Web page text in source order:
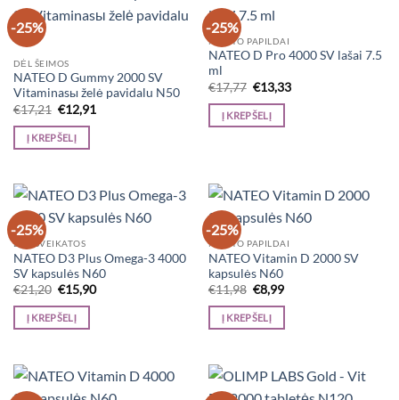
-25%
DĖL ŠEIMOS
NATEO D Gummy 2000 SV
Vitaminasы želė pavidalu N50
€17,21 Original
price
was:
€17,21.
€12,91
Į KREPŠELĮ
-25%
MAISTO PAPILDAI
NATEO D Pro 4000 SV lašai 7.5
ml
€17,77 Original
price
was:
€17,77.
€13,33Current
Į KREPŠELĮ
-25%
DĖL SVEIKATOS
NATEO D3 Plus Omega-3 4000
SV kapsulės N60
€21,20 Original
price
was:
€21,20.
€15,90Current
Į KREPŠELĮ
-25%
MAISTO PAPILDAI
NATEO Vitamin D 2000 SV
kapsulės N60
€11,98 Original
price
was:
€11,98.
€8,99Current
is:
Į KREPŠELĮ